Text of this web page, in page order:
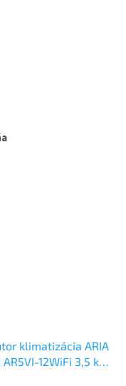
klimatizácia ARIA
12WiFi 3,5 kW